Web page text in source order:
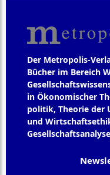
Der Metropolis-
Bücher im Bereich
in Ökonomischer
politik, Theorie der
und